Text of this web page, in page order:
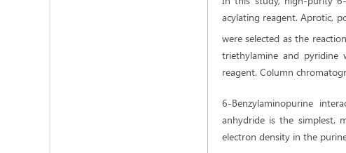
acylating reagent. Aprotic,
were selected as the
triethylamine and pyridine
reagent. Column
6-Benzylaminopurine
anhydride is the simplest,
electron density in the